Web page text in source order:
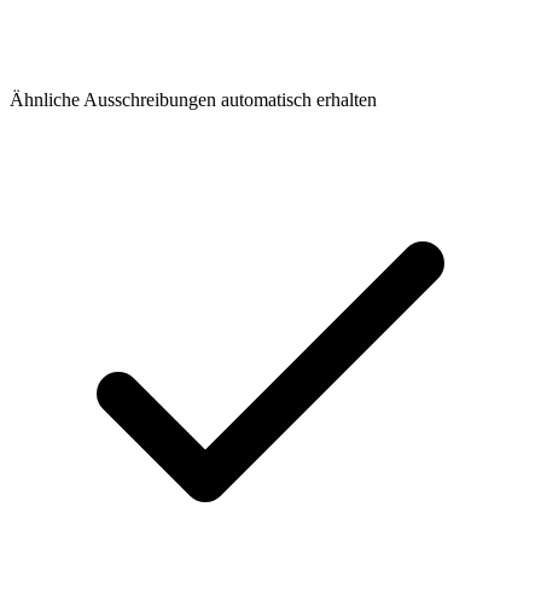
Ähnliche Ausschreibungen automatisch erhalten